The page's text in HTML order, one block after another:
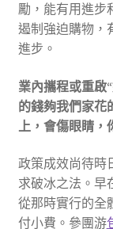
勵，能有用進步
遏制強迫購物，
進步。
業內攜程或重啟
的錢夠我們家花
上，會傷眼睛
政策成效尚待時
求破冰之法。早
從那時實行的全
付小費。參團游